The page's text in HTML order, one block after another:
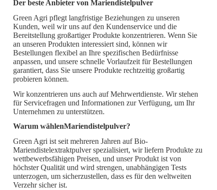
Der beste Anbieter von Mariendistelpulver
Green Agri pflegt langfristige Beziehungen zu unseren
Kunden, weil wir uns auf den Kundenservice und die
Bereitstellung großartiger Produkte konzentrieren. Wenn Sie
an unseren Produkten interessiert sind, können wir
Bestellungen flexibel an Ihre spezifischen Bedürfnisse
anpassen, und unsere schnelle Vorlaufzeit für Bestellungen
garantiert, dass Sie unsere Produkte rechtzeitig großartig
probieren können.
Wir konzentrieren uns auch auf Mehrwertdienste. Wir stehen
für Servicefragen und Informationen zur Verfügung, um Ihr
Unternehmen zu unterstützen.
Warum wählenMariendistelpulver?
Green Agri ist seit mehreren Jahren auf Bio-
Mariendistelextraktpulver spezialisiert, wir liefern Produkte zu
wettbewerbsfähigen Preisen, und unser Produkt ist von
höchster Qualität und wird strengen, unabhängigen Tests
unterzogen, um sicherzustellen, dass es für den weltweiten
Verzehr sicher ist.